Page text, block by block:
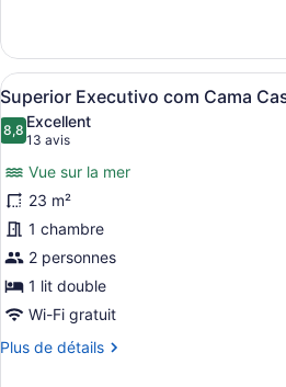
2
Camas
de
Solteiro
Superior
com
2
Camas
de
Solteiro
Afficher
toutes
les
photos
pour
ce
type
de
chambre :
Superior
Executivo
com
Une
4
Superior Executivo com Cama
8,88,8 sur 10
Excellent
13 avis
(13 avis)
Vue sur la mer
23 m²
1 chambre
2 personnes
1 lit double
Wi-Fi gratuit
Plus de détails
Plus